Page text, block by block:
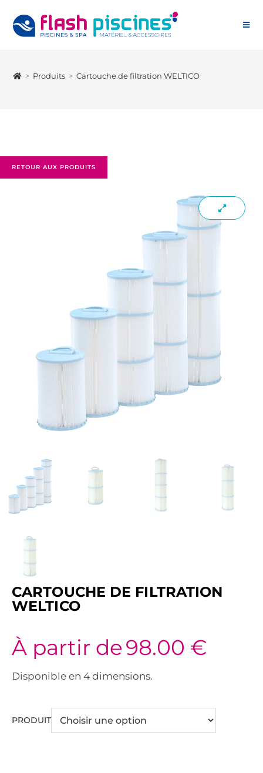
> Produits > Cartouche de filtration WELTICO
CARTOUCHE DE FILTRATION
WELTICO
À partir de98.00 €
Disponible en 4 dimensions.
PRODUIT